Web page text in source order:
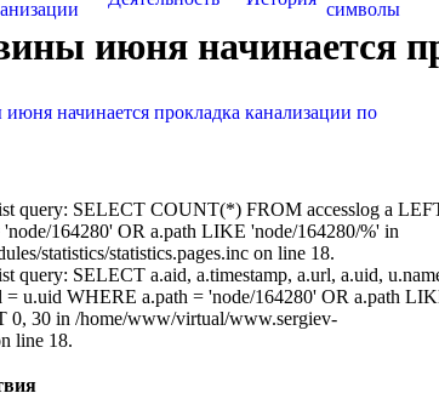
символы
июня начинается
начинается прокладка канализации по
query: SELECT COUNT(*) FROM accesslog a
164280' OR a.path LIKE 'node/164280/%' in
statistics/statistics.pages.inc on line 18.
query: SELECT a.aid, a.timestamp, a.url, a.uid,
u.uid WHERE a.path = 'node/164280' OR a.path
30 in /home/www/virtual/www.sergiev-
line 18.